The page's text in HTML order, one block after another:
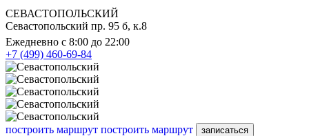
СЕВАСТОПОЛЬСКИЙ
Севастопольский пр. 95 б, к.8
Ежедневно с 8:00 до 22:00
+7 (499) 460-69-84
построить маршрут построить маршрут записаться